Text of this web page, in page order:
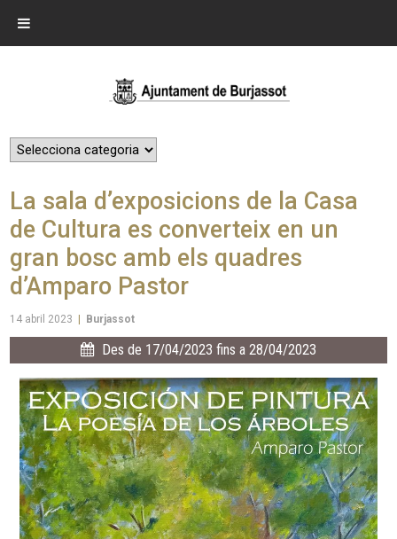
La sala d’exposicions de la Casa
de Cultura es converteix en un
gran bosc amb els quadres
d’Amparo Pastor
14 abril 2023 Burjassot
Des de 17/04/2023 fins a 28/04/2023